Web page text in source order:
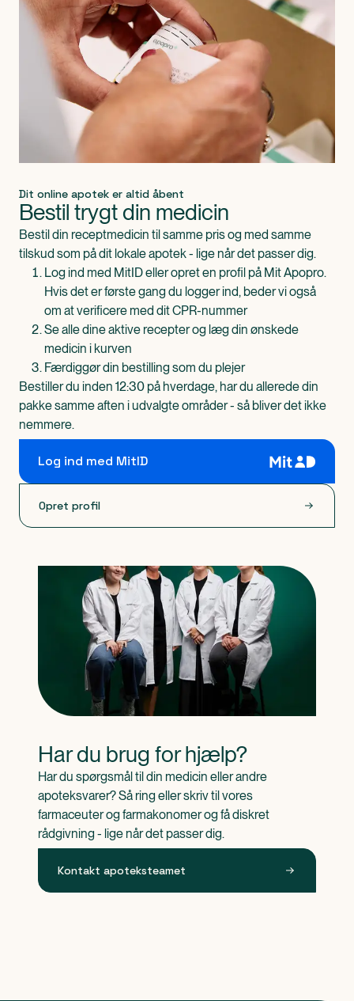
Dit online apotek er altid åbent
Bestil trygt din medicin
Bestil din receptmedicin til samme pris og med samme
tilskud som på dit lokale apotek - lige når det passer dig.
Log ind med MitID eller opret en profil på Mit Apopro.
Hvis det er første gang du logger ind, beder vi også
om at verificere med dit CPR-nummer
Se alle dine aktive recepter og læg din ønskede
medicin i kurven
Færdiggør din bestilling som du plejer
Bestiller du inden 12:30 på hverdage, har du allerede din
pakke samme aften i udvalgte områder - så bliver det ikke
nemmere.
Log ind med MitID
Opret profil
Har du brug for hjælp?
Har du spørgsmål til din medicin eller andre
apoteksvarer? Så ring eller skriv til vores
farmaceuter og farmakonomer og få diskret
rådgivning - lige når det passer dig.
Kontakt apoteksteamet